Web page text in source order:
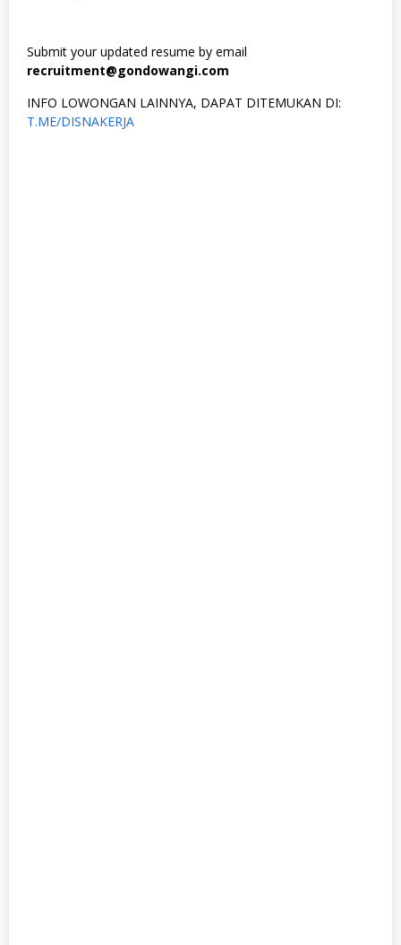
Submit your updated resume by email
recruitment@gondowangi.com
INFO LOWONGAN LAINNYA, DAPAT DITEMUKAN DI:
T.ME/DISNAKERJA